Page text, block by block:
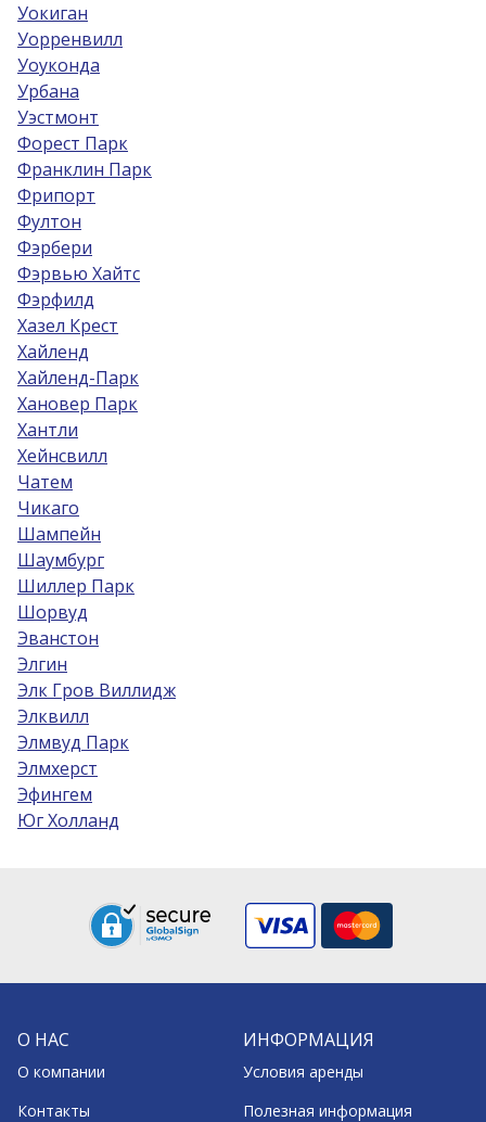
Уокиган
Уорренвилл
Уоуконда
Урбана
Уэстмонт
Форест Парк
Франклин Парк
Фрипорт
Фултон
Фэрбери
Фэрвью Хайтс
Фэрфилд
Хазел Крест
Хайленд
Хайленд-Парк
Хановер Парк
Хантли
Хейнсвилл
Чатем
Чикаго
Шампейн
Шаумбург
Шиллер Парк
Шорвуд
Эванстон
Элгин
Элк Гров Виллидж
Элквилл
Элмвуд Парк
Элмхерст
Эфингем
Юг Холланд
О НАС
О компании
Контакты
ИНФОРМАЦИЯ
Условия аренды
Полезная информация